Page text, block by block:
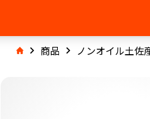
商品 ノンオイル土佐